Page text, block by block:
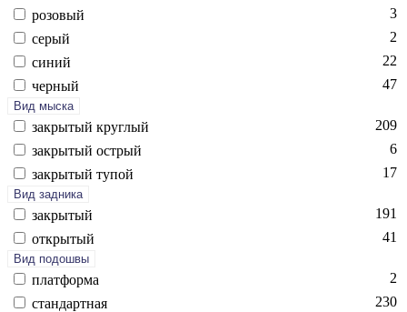
ро­зовый
3
се­рый
2
си­ний
22
чер­ный
47
Вид мыска
зак­ры­тый круг­лый
209
зак­ры­тый ост­рый
6
зак­ры­тый ту­пой
17
Вид задника
зак­ры­тый
191
отк­ры­тый
41
Вид подошвы
плат­форма
2
стан­дарт­ная
230